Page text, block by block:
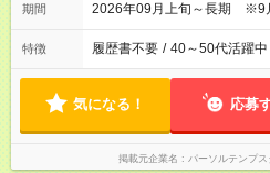
期間 2026年09月上旬～長期 ※9
特徴 履歴書不要 / 40～50代活躍中
気になる！ 応募
掲載元企業名 パーソルテンプ